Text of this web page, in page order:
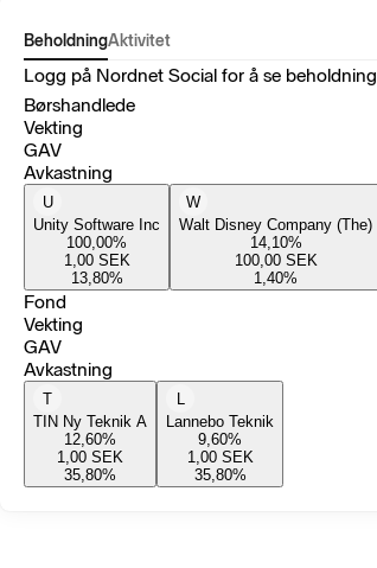
BeholdningAktivitet
Logg på Nordnet Social for å se
Børshandlede
Vekting
GAV
Avkastning
U
Unity Software Inc
100,00%
1,00 SEK
13,80%
W
Walt Disney Company (The)
14,10%
100,00 SEK
1,40%
Fond
Vekting
GAV
Avkastning
T
TIN Ny Teknik A
12,60%
1,00 SEK
35,80%
L
Lannebo Teknik
9,60%
1,00 SEK
35,80%